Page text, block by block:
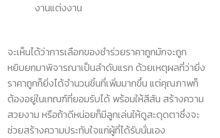
งานแต่งงาน
จะเห็นได้ว่าการเลือกของชำร่วยราคาถูกมักจะถูก
หยิบยกมาพิจารณาเป็นลำดับแรก ด้วยเหตุผลที่ว่ายิ่ง
ราคาถูกก็ยิ่งได้จำนวนชิ้นที่เพิ่มมากขึ้น แต่คุณภาพก็
ต้องอยู่ในเกณฑ์ที่ยอมรับได้ พร้อมให้สีสัน สร้างความ
สวยงาม หรือถ้าดีหน่อยก็มีลูกเล่นให้ดูสะดุดตาซึ่งจะ
ช่วยสร้างความประทับใจแก่ผู้ที่ได้รับนั่นเอง